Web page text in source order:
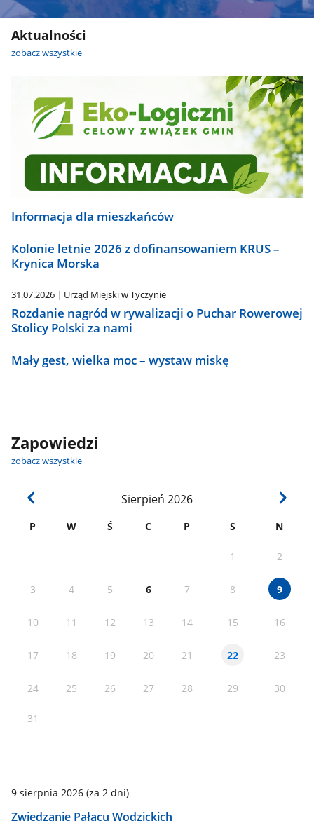
Aktualności
zobacz wszystkie
Informacja dla mieszkańców
Kolonie letnie 2026 z dofinansowaniem KRUS –
Krynica Morska
31.07.2026 Urząd Miejski w Tyczynie
Rozdanie nagród w rywalizacji o Puchar Rowerowej
Stolicy Polski za nami
Mały gest, wielka moc – wystaw miskę
Zapowiedzi
zobacz wszystkie
Sierpień 2026
P W Ś C P S N
1 2
3 4 5 6 7 8 9
10 11 12 13 14 15 16
17 18 19 20 21 22 23
24 25 26 27 28 29 30
31
9 sierpnia 2026(za 2 dni)
Zwiedzanie Pałacu Wodzickich